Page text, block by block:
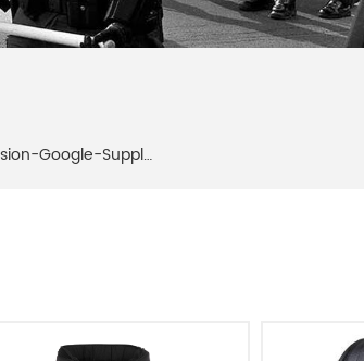
Military-Army-Night-Vision-Google-Supplier-Manufacturer